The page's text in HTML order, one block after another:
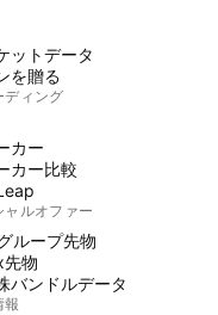
ットデータ
を贈る
ディング
カー
カー比較
ャルオファー
ループ先物
先物
バンドルデータ
報